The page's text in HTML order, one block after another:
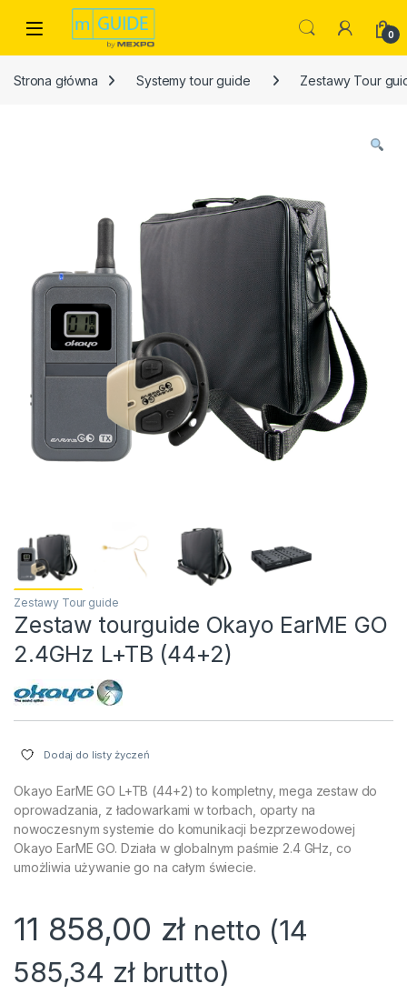
Skip to navigation
Skip to content
Open 0
Strona główna Systemy tour guide Zestawy Tour
Zestawy Tour guide
Zestaw tourguide Okayo EarME GO
2.4GHz L+TB (44+2)
Dodaj do listy życzeń
Okayo EarME GO L+TB (44+2) to kompletny, mega zestaw do
oprowadzania, z ładowarkami w torbach, oparty na
nowoczesnym systemie do komunikacji bezprzewodowej
Okayo EarME GO. Działa w globalnym paśmie 2.4 GHz, co
umożliwia używanie go na całym świecie.
11 858,00 zł netto (14
585,34 złbrutto)